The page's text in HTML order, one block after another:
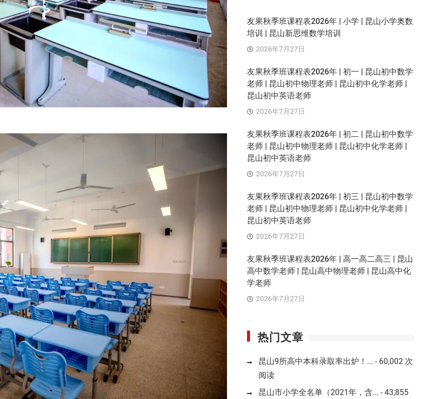
友果秋季班课程表2026年 | 小学 | 昆山小学奥数
培训 | 昆山新思维数学培训
2026年7月27日
友果秋季班课程表2026年 | 初一 | 昆山初中数学
老师 | 昆山初中物理老师 | 昆山初中化学老师 |
昆山初中英语老师
2026年7月27日
友果秋季班课程表2026年 | 初二 | 昆山初中数学
老师 | 昆山初中物理老师 | 昆山初中化学老师 |
昆山初中英语老师
2026年7月27日
友果秋季班课程表2026年 | 初三 | 昆山初中数学
老师 | 昆山初中物理老师 | 昆山初中化学老师 |
昆山初中英语老师
2026年7月27日
友果秋季班课程表2026年 | 高一高二高三 | 昆山
高中数学老师 | 昆山高中物理老师 | 昆山高中化
学老师
2026年7月27日
热门文章
昆山9所高中本科录取率出炉！... - 60,002 次
阅读
昆山市小学全名单（2021年，含... - 43,855